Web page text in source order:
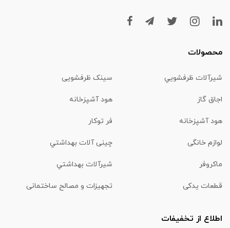
محصولات
شیرآلات ظرفشويي سینک ظرفشویی
اجاق گاز هود آشپزخانه
هود آشپزخانه فر توکار
لوازم خانگی چینی آلات بهداشتي
ماكروفر شیرآلات بهداشتي
قطعات یدکی تجهیزات و مصالح ساختمانی
اطلاع از تخفیفات